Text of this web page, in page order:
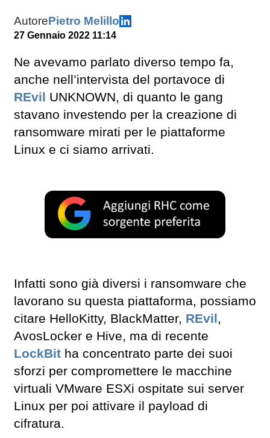
AutorePietro Melillo
27 Gennaio 2022 11:14
Ne avevamo parlato diverso tempo fa,
anche nell’intervista del portavoce di
REvil UNKNOWN, di quanto le gang
stavano investendo per la creazione di
ransomware mirati per le piattaforme
Linux e ci siamo arrivati.
Infatti sono già diversi i ransomware che
lavorano su questa piattaforma, possiamo
citare HelloKitty, BlackMatter, REvil,
AvosLocker e Hive, ma di recente
LockBit ha concentrato parte dei suoi
sforzi per compromettere le macchine
virtuali VMware ESXi ospitate sui server
Linux per poi attivare il payload di
cifratura.